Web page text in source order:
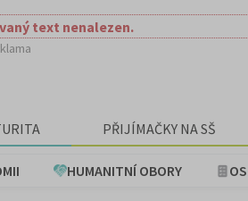
text nenalezen.
PŘIJÍMAČKY NA SŠ
HUMANITNÍ OBORY